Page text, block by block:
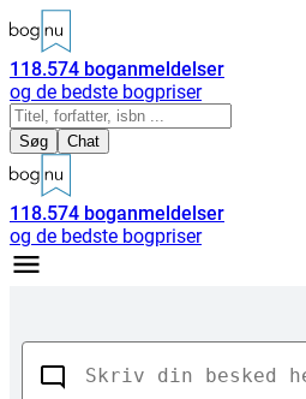
118.574 boganmeldelser
og de bedste bogpriser
Søg Chat
118.574 boganmeldelser
og de bedste bogpriser